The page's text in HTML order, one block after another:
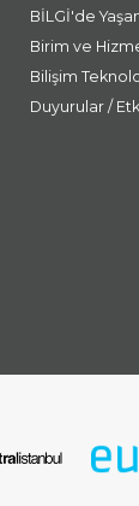
BİLGİ'de
Birim ve
Bilişim
Duyurular /